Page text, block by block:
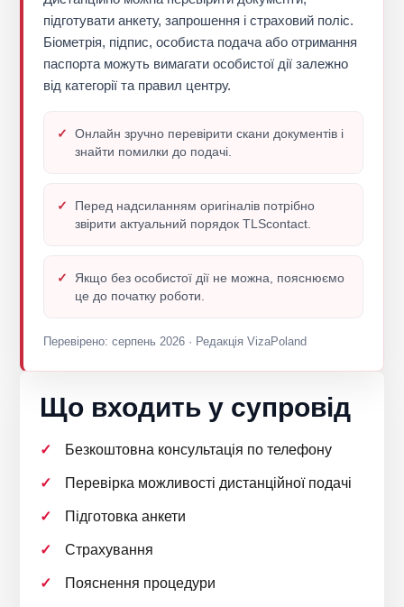
підготувати анкету, запрошення і страховий поліс.
Біометрія, підпис, особиста подача або отримання
паспорта можуть вимагати особистої дії залежно
від категорії та правил центру.
Онлайн зручно перевірити скани документів і
знайти помилки до подачі.
Перед надсиланням оригіналів потрібно
звірити актуальний порядок TLScontact.
Якщо без особистої дії не можна, пояснюємо
це до початку роботи.
Перевірено: серпень 2026 · Редакція VizaPoland
Що входить у супровід
Безкоштовна консультація по телефону
Перевірка можливості дистанційної подачі
Підготовка анкети
Страхування
Пояснення процедури